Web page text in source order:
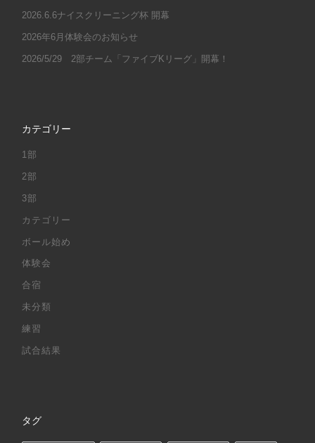
2026.6.6ナイスクリーニング杯 開幕
2026年6月体験会のお知らせ
2026/5/29 2部チーム「ファイブKリーグ」開幕！
カテゴリー
1部
2部
3部
カテゴリー
ボール始め
体験会
合宿
未分類
練習
試合結果
タグ